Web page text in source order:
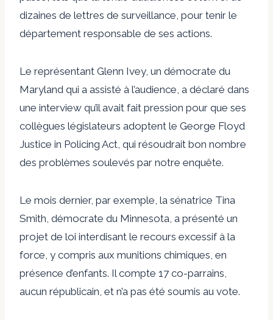
dizaines de lettres de surveillance, pour tenir le
département responsable de ses actions.
Le représentant Glenn Ivey, un démocrate du
Maryland qui a assisté à l’audience, a déclaré dans
une interview qu’il avait fait pression pour que ses
collègues législateurs adoptent le George Floyd
Justice in Policing Act, qui résoudrait bon nombre
des problèmes soulevés par notre enquête.
Le mois dernier, par exemple, la sénatrice Tina
Smith, démocrate du Minnesota, a présenté un
projet de loi interdisant le recours excessif à la
force, y compris aux munitions chimiques, en
présence d’enfants. Il compte 17 co-parrains,
aucun républicain, et n’a pas été soumis au vote.